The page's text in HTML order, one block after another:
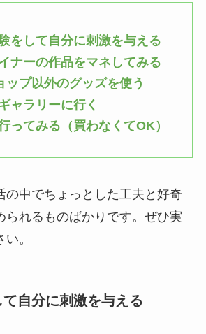
をして自分に刺激を与える
ナーの作品をマネしてみる
ップ以外のグッズを使う
ャラリーに行く
ってみる（買わなくてOK）
の中でちょっとした工夫と好奇
られるものばかりです。ぜひ実
。
自分に刺激を与える